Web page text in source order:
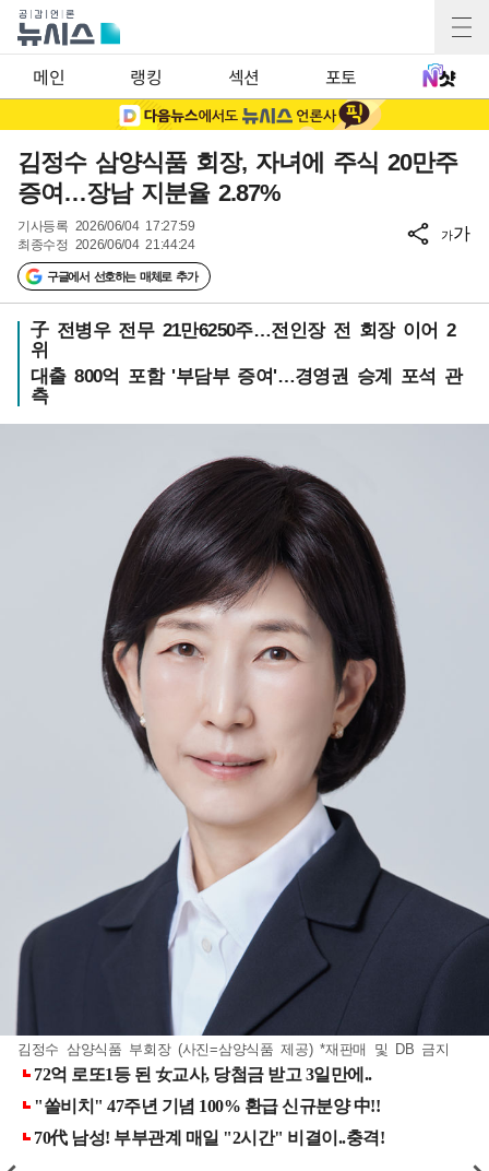
메인 랭킹 섹션 포토
김정수 삼양식품 회장, 자녀에 주식 20만주
증여…장남 지분율 2.87%
기사등록 2026/06/04 17:27:59
최종수정 2026/06/04 21:44:24
구글에서 선호하는 매체로 추가
가가
子 전병우 전무 21만6250주…전인장 전 회장 이어 2
위
대출 800억 포함 '부담부 증여'…경영권 승계 포석 관
측
김정수 삼양식품 부회장 (사진=삼양식품 제공) *재판매 및 DB 금지